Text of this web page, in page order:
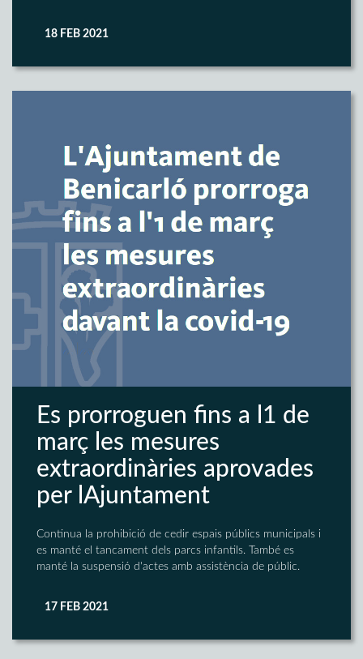
18 FEB 2021
Es prorroguen fins a l1 de
març les mesures
extraordinàries aprovades
per lAjuntament
Continua la prohibició de cedir espais públics municipals i
es manté el tancament dels parcs infantils. També es
manté la suspensió d'actes amb assistència de públic.
17 FEB 2021